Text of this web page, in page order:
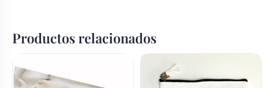
Productos relacionados